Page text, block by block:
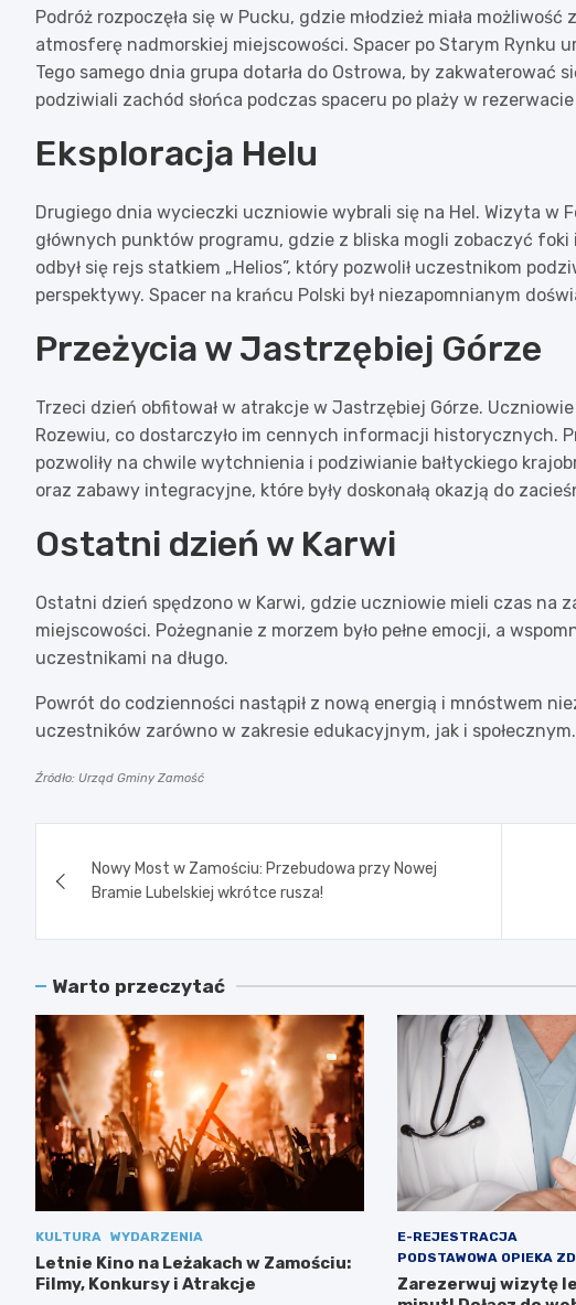
Podróż rozpoczęła się w Pucku, gdzie młodzież miała
atmosferę nadmorskiej miejscowości. Spacer po Starym Rynku
Tego samego dnia grupa dotarła do Ostrowa, by zakwaterować
podziwiali zachód słońca podczas spaceru po plaży w rezerwacie
Eksploracja Helu
Drugiego dnia wycieczki uczniowie wybrali się na Hel. Wizyta w
głównych punktów programu, gdzie z bliska mogli zobaczyć
odbył się rejs statkiem „Helios”, który pozwolił uczestnikom
perspektywy. Spacer na krańcu Polski był niezapomnianym
Przeżycia w Jastrzębiej Górze
Trzeci dzień obfitował w atrakcje w Jastrzębiej Górze.
Rozewiu, co dostarczyło im cennych informacji historycznych.
pozwoliły na chwile wytchnienia i podziwianie bałtyckiego
oraz zabawy integracyjne, które były doskonałą okazją do
Ostatni dzień w Karwi
Ostatni dzień spędzono w Karwi, gdzie uczniowie mieli czas na
miejscowości. Pożegnanie z morzem było pełne emocji, a
uczestnikami na długo.
Powrót do codzienności nastąpił z nową energią i mnóstwem
uczestników zarówno w zakresie edukacyjnym, jak i społecznym.
Źródło: Urząd Gminy Zamość
wpisuNowy Most w Zamościu: Przebudowa przy Nowej
Bramie Lubelskiej wkrótce rusza!
Warto przeczytać
KULTURA WYDARZENIA
Letnie Kino na Leżakach w Zamościu:
Filmy, Konkursy i Atrakcje
E-REJESTRACJA
PODSTAWOWA OPIEKA
Zarezerwuj wizytę